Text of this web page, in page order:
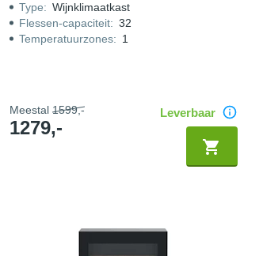
Type: Wijnklimaatkast
Flessen-capaciteit: 32
Temperatuurzones: 1
Meestal 1599,-
1279,-
Leverbaar